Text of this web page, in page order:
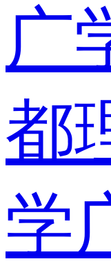
广
都
学